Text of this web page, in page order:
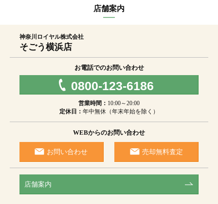
店舗案内
神奈川ロイヤル株式会社
そごう横浜店
お電話でのお問い合わせ
0800-123-6186
営業時間： 10:00～20:00
定休日： 年中無休（年末年始を除く）
WEBからのお問い合わせ
お問い合わせ 売却無料査定
店舗案内